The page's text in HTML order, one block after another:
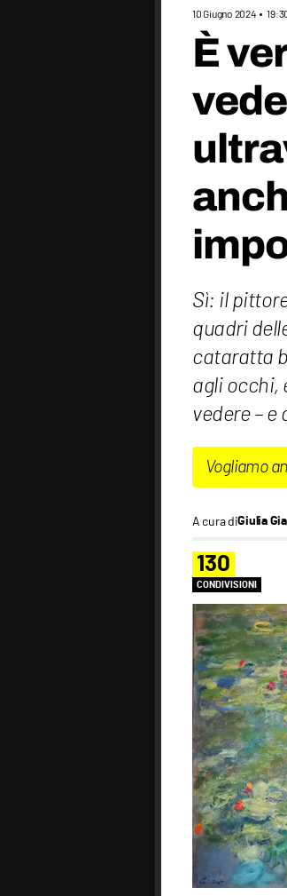
10 Giugno 2024
È
Sì: il
quadri
cataratta
agli occhi,
vedere – e
Vogliamo
A cura diGiulia
130
CONDIVISIONI